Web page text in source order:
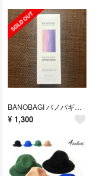
BANOBAGI バノバギＭTリペアクリーム50ml
¥ 1,300